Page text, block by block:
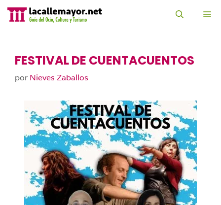
contenido
FESTIVAL DE CUENTACUENTOS
por Nieves Zaballos